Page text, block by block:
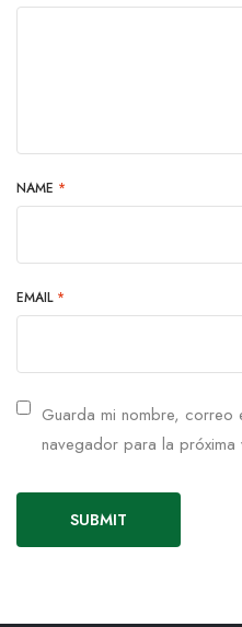
NAME *
EMAIL *
Guarda mi nombre, correo
navegador para la próxima